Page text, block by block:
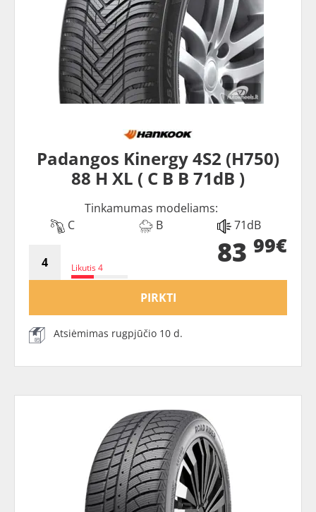
Padangos Kinergy 4S2 (H750)
88 H XL ( C B B 71dB )
Tinkamumas modeliams:
C
B 71dB
Likutis 4 83 99€
PIRKTI
Atsiėmimas rugpjūčio 10 d.